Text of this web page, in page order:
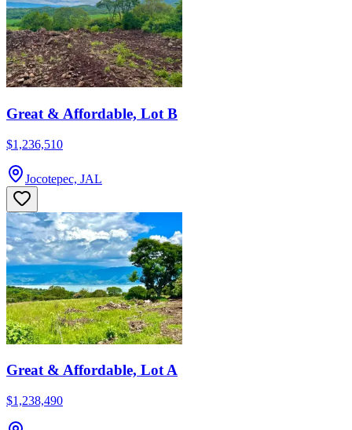
Great & Affordable, Lot B
$1,236,510
Jocotepec, JAL
Great & Affordable, Lot A
$1,238,490